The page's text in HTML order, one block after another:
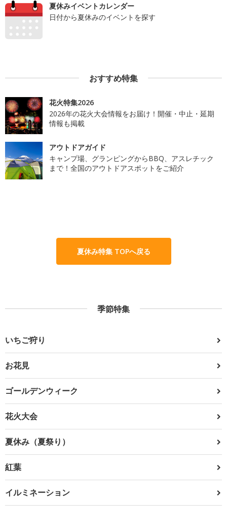
夏休みイベントカレンダー
日付から夏休みのイベントを探す
おすすめ特集
花火特集2026
2026年の花火大会情報をお届け！開催・中止・延期
情報も掲載
アウトドアガイド
キャンプ場、グランピングからBBQ、アスレチック
まで！全国のアウトドアスポットをご紹介
夏休み特集 TOPへ戻る
季節特集
いちご狩り
お花見
ゴールデンウィーク
花火大会
夏休み（夏祭り）
紅葉
イルミネーション